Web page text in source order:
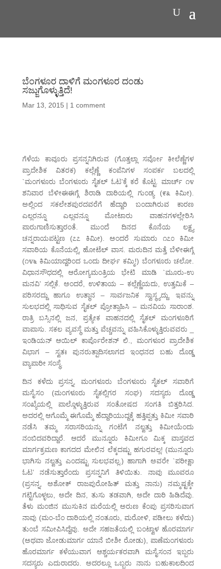
ಬೆಂಗಳೂರ ದಾಳಿಗೆ ಮಂಗಳೂರ ದಂಡು
ಸಜ್ಜುಗೊಳ್ಳುತ್ತಿದೆ!
Mar 13, 2015 | 1 comment
ಗೆಳೆಯ ಕಾವೂರು ಪ್ರಸನ್ನನಿಗಿರುವ (ಗೊತ್ತಲ್ಲಾ ಸರ್ವೋ ಕೀಲೆಣ್ಣೆಗಳ
ಪ್ರಾದೇಶಿಕ ವಿತರಕ) ಕಲ್ಲೆಣ್ಣೆ ಕಂಪೆನಿಗಳ ಸಂಪರ್ಕ ಬಲದಲ್ಲಿ
`ಮಂಗಳೂರು ಬೆಂಗಳೂರು ಸೈಕಲ್ ಓಟ’ಕ್ಕೆ ಕರೆ ಕೊಟ್ಟ. ಮಾರ್ಚ್ ೧೪
ಶನಿವಾರ ಬೆಳೀಈಈಗ್ಗೆ ಶಿರಾಡಿ ದಾರಿಯಲ್ಲಿ ಗುಂಡ್ಯ (೯೩ ಕಿಮೀ).
ಅಲ್ಲಿಂದ ಸಕಲೇಶಪುರದವರೆಗೆ ಹೆದ್ದಾರಿ ಬಂದಾಗಿರುವ ಕಾರಣ
ಎಲ್ಲರನ್ನೂ ಎಲ್ಲವನ್ನೂ ಮೋಟಾರು ವಾಹನಗಳಲ್ಲೇರಿಸಿ
ಪಾರುಗಾಣಿಸುತ್ತಾರಂತೆ. ಮುಂದೆ ದಿನದ ಕೊನೆಯ ಲಕ್ಷ್ಯ
ಚನ್ನರಾಯಪಟ್ಟಣ (೭೭ ಕಿಮೀ). ಅಂದರೆ ಸುಮಾರು ೧೭೦ ಕಿಮೀ
ಸವಾರಿಯ ಕೊನೆಯಲ್ಲಿ, ಹೋಟೆಲ್ ವಾಸ. ಮರುದಿನ ಮತ್ತೆ ಬೆಳೀಈಗ್ಗೆ
(೧೪೬ ಕಿಮಿಯಾದ್ದರಿಂದ ಒಂದು ದೀರ್ಘ ಕಮ್ಮಿ!) ಬೆಂಗಳೂರು ಚಲೋ.
ವಿಧಾನಸೌಧದಲ್ಲಿ ಆರೋಗ್ಯಮಂತ್ರಿಯ ಭೇಟಿ ಮಾಡಿ `ಮೂರು-ಉ
ಮನವಿ’ ಸಲ್ಲಿಕೆ. ಅಂದರೆ, ಉಳಿತಾಯ – ಕಲ್ಲೆಣ್ಣೆಯದು, ಉತ್ತಮಿಕೆ –
ಪರಿಸರದ್ದು ಹಾಗೂ ಉತ್ಥಾನ – ಸಾರ್ವಜನಿಕ ಸ್ವಾಸ್ಥ್ಯದ್ದು. ಇವನ್ನು
ಸುಲಭದಲ್ಲಿ ಸಾಧಿಸುವ ಸೈಕಲ್ ಪ್ರೋತ್ಸಾಹಿಸಿ – ಮನವಿಯ ಸಾರಾಂಶ.
ರಾತ್ರಿ ಬಸ್ಸಿನಲ್ಲಿ ಜನ, ಪ್ರತ್ಯೇಕ ವಾಹನದಲ್ಲಿ ಸೈಕಲ್ ಮಂಗಳೂರಿಗೆ
ವಾಪಾಸು. ಸಕಲ ವ್ಯವಸ್ಥೆ ಮತ್ತು ವೆಚ್ಚವನ್ನು ವಹಿಸಿಕೊಳ್ಳುತ್ತಿರುವವರು _
ಇಂಡಿಯನ್ ಆಯಿಲ್ ಕಾರ್ಪೊರೇಶನ್ ಲಿ., ಮಂಗಳೂರ ಪ್ರಾದೇಶಿಕ
ವಿಭಾಗ – ಸ್ವತಃ ಪುನರುತ್ಪಾದಿಸಲಾಗದ ಇಂಧನದ ಬಹು ದೊಡ್ಡ
ವ್ಯಾಪಾರೀ ಸಂಸ್ಥೆ.
ದಿನ ಕಳೆದು ಪ್ರಸನ್ನ, ಮಂಗಳೂರು ಬೆಂಗಳೂರು ಸೈಕಲ್ ಸವಾರಿಗೆ
ಮಸೈಸಂ (ಮಂಗಳೂರು ಸೈಕಲ್ಲಿಗರ ಸಂಘ) ಸದಸ್ಯರು ದೊಡ್ಡ
ಸಂಖ್ಯೆಯಲ್ಲಿ ಪಾಲ್ಗೊಳ್ಳುತ್ತಿರುವ ಸಂತೋಷದ ಸಂಗತಿ ಬಿತ್ತರಿಸಿದ.
ಅದರಲ್ಲಿ ಆಗೊಮ್ಮೆ ಈಗೊಮ್ಮೆ ಹೆದ್ದಾರಿಯುದ್ದಕ್ಕೆ ಹತ್ತಿಪ್ಪತ್ತು ಕಿಮೀ ಸವಾರಿ
ನಡೆಸಿ ತಮ್ಮ ಸರಾಸರಿಯನ್ನು ಗಂಟೆಗೆ ನಲ್ವತ್ತು ಕಿಮೀಯೆಂದು
ನಂಬಿದವರಿದ್ದಾರೆ. ಆದರೆ ಮುನ್ನೂರು ಕಿಮೀಗೂ ಮಿಕ್ಕ ವಾಸ್ತವದ
ಮಾರ್ಗಕ್ರಮಣ ಕಾಗದದ ಮೇಲಿನ ಲೆಕ್ಕದಷ್ಟು ಹಗುರವಲ್ಲ! (ಮುನ್ನೂರು
ಭಾಗಿಸು ನಲ್ವತ್ತು ಎಂದಷ್ಟು ಸುಲಭವಲ್ಲ.) ಹಾಗಾಗಿ ಅವರೇ `ಪರೀಕ್ಷಾ
ಓಟ’ ನಡೆಸುತ್ತಾರೆಂದು ಪ್ರಸನ್ನನಿಗೆ ತಿಳಿಯಿತು. ನಾವು ಮೂವರೂ
(ಪ್ರಸನ್ನ, ಅಶೋಕ್ ರಾಜಪುರೋಹಿತ್ ಮತ್ತು ನಾನು) ನಮ್ಮಷ್ಟಕ್ಕೇ
ಗಟ್ಟಿಗೊಳ್ಳಲು, ಅದೇ ದಿನ, ತುಸು ತಡವಾಗಿ, ಅದೇ ದಾರಿ ಹಿಡಿದೆವು.
ತೆಳು ಮಂಜಿನ ಮುಸುಕಿನ ಮರೆಯಲ್ಲಿ ಅರುಣ ಕೆಂಪು ಪ್ರಸರಿಸುವಾಗ
ನಾವು (ಮಂ-ಬೆಂ ದಾರಿಯಲ್ಲಿ ನಂತೂರು, ಮರೋಳಿ, ಪಡೀಲು ಕಳೆದು)
ತುಂಬೆ ಸಮೀಪಿಸಿದ್ದೆವು. ಅದೇ ಸಹಜತೆಯಲ್ಲಿ ಬಂಟ್ವಾಳ ಹೊರಮಾರ್ಗ
(ಅಥವಾ ಜೋಡುಮಾರ್ಗ ಯಾನೆ ಬೀಶೀ ರೋಡು), ಪಾಣೆಮಂಗಳೂರು
ಹೊರಮಾರ್ಗ ಕಳೆಯುವಾಗ ಆಶ್ಚರ್ಯಕರವಾಗಿ ಮಸೈಸಂನ ಇಬ್ಬರು
ಸದಸ್ಯರು ಎದುರಾದರು. ಅದರಲ್ಲೂ ಒಬ್ಬರು ನಾನು ಬಹುಕಾಲದಿಂದ